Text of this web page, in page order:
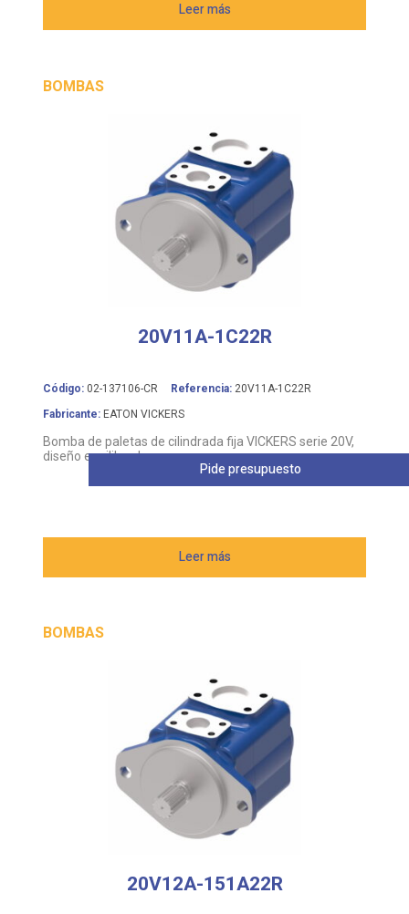
Leer más
BOMBAS
20V11A-1C22R
Código: 02-137106-CR Referencia: 20V11A-1C22R
Fabricante: EATON VICKERS
Bomba de paletas de cilindrada fija VICKERS serie 20V,
diseño equilibrado
Leer más
Pide presupuesto
BOMBAS
20V12A-151A22R